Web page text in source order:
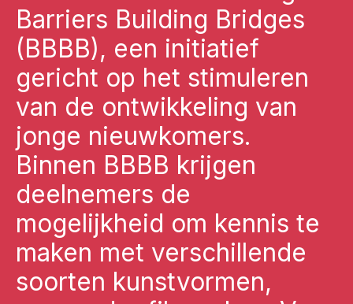
Barriers Building Bridges
(BBBB), een initiatief
gericht op het stimuleren
van de ontwikkeling van
jonge nieuwkomers.
Binnen BBBB krijgen
deelnemers de
mogelijkheid om kennis te
maken met verschillende
soorten kunstvormen,